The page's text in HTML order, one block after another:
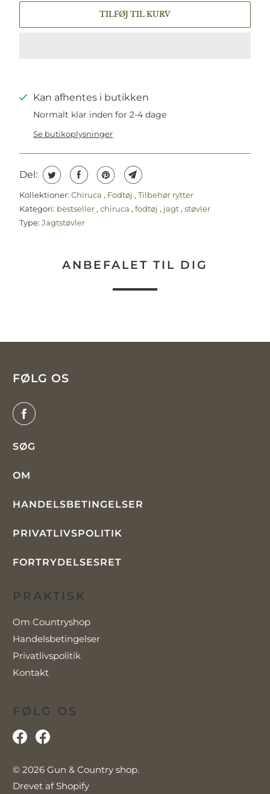
TILFØJ TIL KURV
Kan afhentes i butikken
Normalt klar inden for 2-4 dage
Se butikoplysninger
Del:
Kollektioner: Chiruca , Fodtøj , Tilbehør rytter
Kategori: bestseller , chiruca , fodtøj , jagt , støvler
Type: Jagtstøvler
ANBEFALET TIL DIG
FØLG OS
SØG
OM
HANDELSBETINGELSER
PRIVATLIVSPOLITIK
FORTRYDELSESRET
PRAKTISK
Om Countryshop
Handelsbetingelser
Privatlivspolitik
Kontakt
FØLG OS
© 2026Gun & Country shop.
Drevet af Shopify